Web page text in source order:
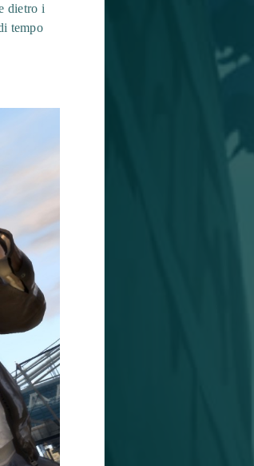
dietro i
tempo